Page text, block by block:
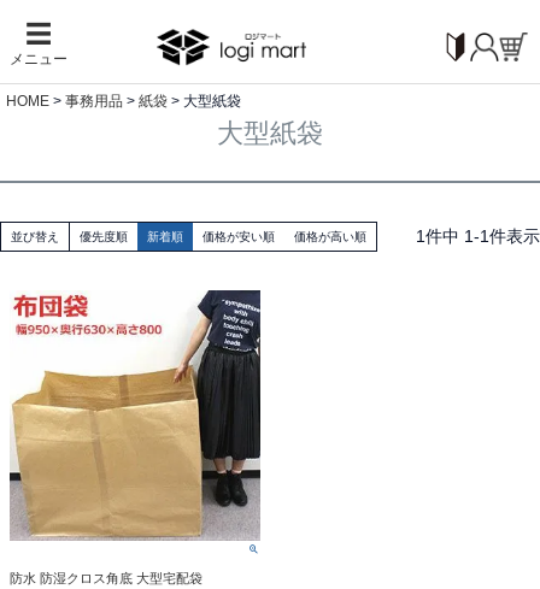
☰
メニュー
HOME 事務用品 紙袋 大型紙袋
大型紙袋
並び替え 優先度順 新着順 価格が安い順 価格が高い順 1件中 1-1件表示
防水 防湿クロス角底 大型宅配袋